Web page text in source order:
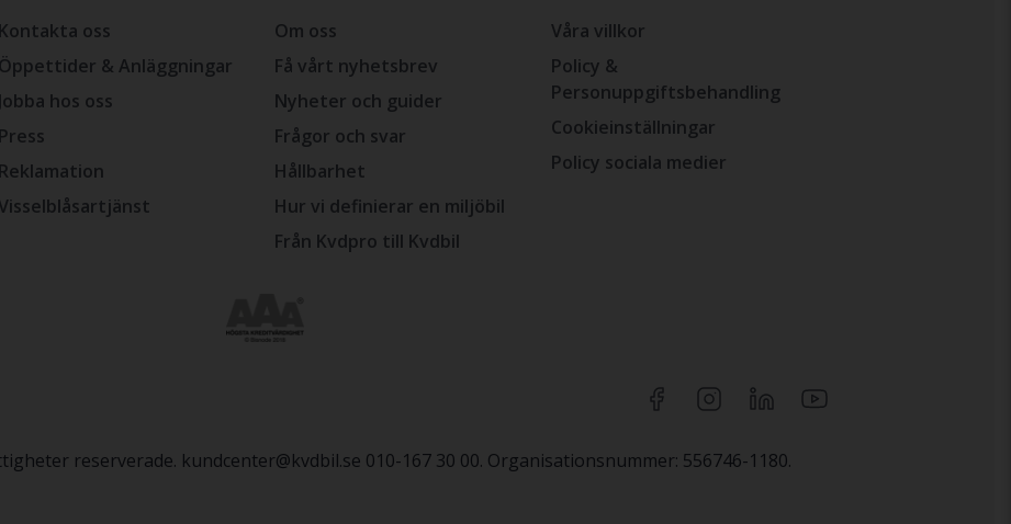
Kontakta oss
Öppettider & Anläggningar
Jobba hos oss
Press
Reklamation
Om oss
Få vårt nyhetsbrev
Nyheter och guider
Frågor och svar
Hållbarhet
Hur vi definierar en miljöbil
Från Kvdpro till Kvdbil
Våra villkor
Policy &
Personuppgiftsbehandling
Cookieinställningar
Policy sociala medier
reserverade. kundcenter@kvdbil.se 010-167 30 00. Organisationsnummer: 556746-1180.